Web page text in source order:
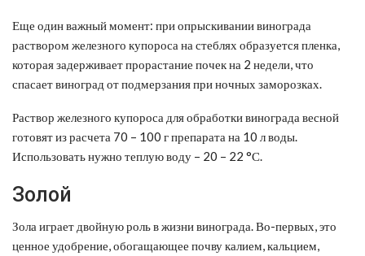
Еще один важный момент: при опрыскивании винограда
раствором железного купороса на стеблях образуется пленка,
которая задерживает прорастание почек на 2 недели, что
спасает виноград от подмерзания при ночных заморозках.
Раствор железного купороса для обработки винограда весной
готовят из расчета 70 – 100 г препарата на 10 л воды.
Использовать нужно теплую воду – 20 – 22 °С.
Золой
Зола играет двойную роль в жизни винограда. Во-первых, это
ценное удобрение, обогащающее почву калием, кальцием,